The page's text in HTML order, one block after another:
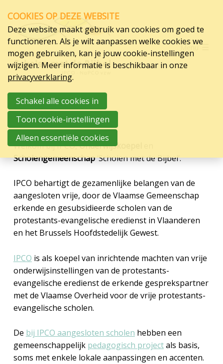
links
Jump
to
navigation
Jump
main
content
Menu
Welkom
Welkom bij IPCO,Onderwijskoepel
Scholengemeenschap‘Scholen met de Bijbel’.
IPCO behartigt de gezamenlijke belangen van de
aangesloten vrije, door de Vlaamse Gemeenschap
erkende en gesubsidieerde scholen van de
protestants-evangelische eredienst in Vlaanderen
en het Brussels Hoofdstedelijk Gewest.
IPCO is als koepel van inrichtende machten van vrije
onderwijsinstellingen van de protestants-
evangelische eredienst de erkende gesprekspartner
met de Vlaamse Overheid voor de vrije protestants-
evangelische scholen.
De bij IPCO aangesloten scholen hebben een
gemeenschappelijk pedagogisch projectals basis,
soms met enkele lokale aanpassingen en accenten.
Scholen
Organisatie
Steun
Contact
Vacatures
COOKIES OP DEZE WEBSITE
Deze website maakt gebruik van cookies om goed te
functioneren. Als je wilt aanpassen welke cookies we
mogen gebruiken, kan je jouw cookie-instellingen
wijzigen. Meer informatie is beschikbaar in onze
privacyverklaring.
Schakel alle cookies in
Toon cookie-instellingen
Alleen essentiële cookies